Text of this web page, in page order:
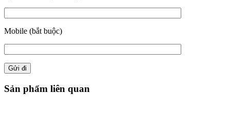
Mobile (bắt buộc)
Sản phẩm liên quan